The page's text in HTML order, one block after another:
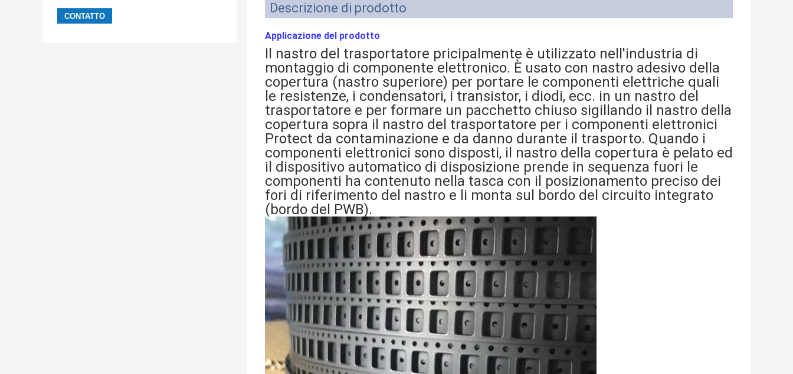
Descrizione di prodotto
Applicazione del prodotto
Il nastro del trasportatore pricipalmente è utilizzato nell'industria di
montaggio di componente elettronico. È usato con nastro adesivo della
copertura (nastro superiore) per portare le componenti elettriche quali
le resistenze, i condensatori, i transistor, i diodi, ecc. in un nastro del
trasportatore e per formare un pacchetto chiuso sigillando il nastro della
copertura sopra il nastro del trasportatore per i componenti elettronici
Protect da contaminazione e da danno durante il trasporto. Quando i
componenti elettronici sono disposti, il nastro della copertura è pelato ed
il dispositivo automatico di disposizione prende in sequenza fuori le
componenti ha contenuto nella tasca con il posizionamento preciso dei
fori di riferimento del nastro e li monta sul bordo del circuito integrato
(bordo del PWB).